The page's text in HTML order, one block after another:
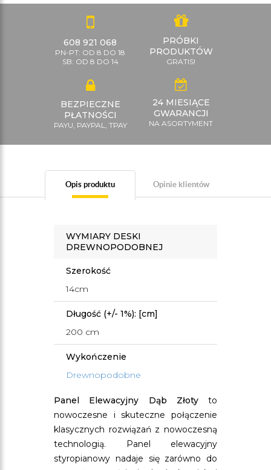
608 921 068
PN-PT: OD 8 DO 18
SB: OD 8 DO 14
PRÓBKI
PRODUKTÓW
GRATIS!
BEZPIECZNE
PŁATNOŚCI
PAYU, PAYPAL, TPAY
24 MIESIĄCE
GWARANCJI
NA ASORTYMENT
Opis produktu Opinie klientów
WYMIARY DESKI
DREWNOPODOBNEJ
Szerokość
14cm
Długość (+/- 1%): [cm]
200 cm
Wykończenie
Drewnopodobne
Panel Elewacyjny Dąb Złotyto
nowoczesne i skuteczne połączenie
klasycznych rozwiązań z nowoczesną
technologią. Panel elewacyjny
styropianowy nadaje się zarówno do